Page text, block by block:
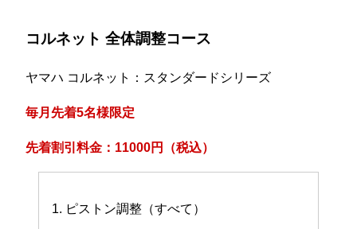
コルネット 全体調整コース
ヤマハ コルネット：スタンダードシリーズ
毎月先着5名様限定
先着割引料金：11000円（税込）
1. ピストン調整（すべて）